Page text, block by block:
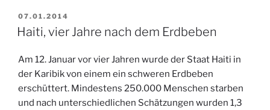
VERÖFFENTLICHT
AM
07.01.2014
Haiti, vier Jahre nach dem Erdbeben
Am 12. Januar vor vier Jahren wurde der Staat Haiti in
der Karibik von einem ein schweren Erdbeben
erschüttert. Mindestens 250.000 Menschen starben
und nach unterschiedlichen Schätzungen wurden 1,3